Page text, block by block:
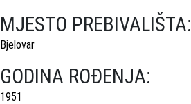
MJESTO PREBIVALIŠTA:
Bjelovar
GODINA ROĐENJA:
1951